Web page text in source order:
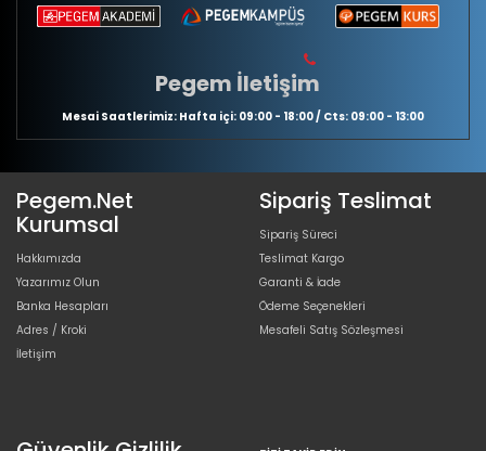
Pegem İletişim
Mesai Saatlerimiz: Hafta içi: 09:00 - 18:00 / Cts: 09:00 - 13:00
Pegem.Net
Kurumsal
Hakkımızda
Yazarımız Olun
Banka Hesapları
Adres / Kroki
İletişim
Sipariş Teslimat
Sipariş Süreci
Teslimat Kargo
Garanti & İade
Ödeme Seçenekleri
Mesafeli Satış Sözleşmesi